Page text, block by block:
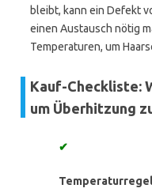
bleibt, kann ein Defekt
einen Austausch nötig
Temperaturen, um
Kauf-Checkliste:
um Überhitzung
✔